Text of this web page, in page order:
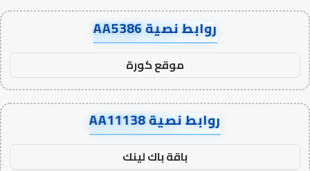
روابط نصية AA5386
موقع كورة
روابط نصية AA11138
باقة باك لينك